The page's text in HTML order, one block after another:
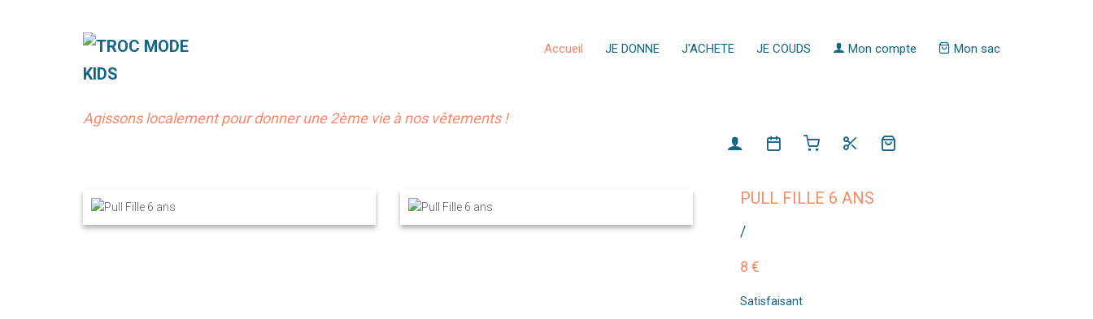
Accueil JE DONNE J'ACHETE JE COUDS Mon compte Mon sac
Agissons localement pour donner une 2ème vie à nos vêtements !
PULL FILLE 6 ANS
/
8 €
Satisfaisant